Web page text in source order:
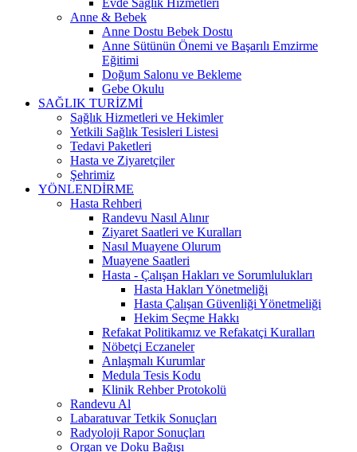
Anne & Bebek
Anne Dostu Bebek Dostu
Anne Sütünün Önemi ve Başarılı Emzirme
Eğitimi
Doğum Salonu ve Bekleme
Gebe Okulu
SAĞLIK TURİZMİ
Sağlık Hizmetleri ve Hekimler
Yetkili Sağlık Tesisleri Listesi
Tedavi Paketleri
Hasta ve Ziyaretçiler
Şehrimiz
YÖNLENDİRME
Hasta Rehberi
Randevu Nasıl Alınır
Ziyaret Saatleri ve Kuralları
Nasıl Muayene Olurum
Muayene Saatleri
Hasta - Çalışan Hakları ve Sorumlulukları
Hasta Hakları Yönetmeliği
Hasta Çalışan Güvenliği Yönetmeliği
Hekim Seçme Hakkı
Refakat Politikamız ve Refakatçi Kuralları
Nöbetçi Eczaneler
Anlaşmalı Kurumlar
Medula Tesis Kodu
Klinik Rehber Protokolü
Randevu Al
Labaratuvar Tetkik Sonuçları
Radyoloji Rapor Sonuçları
Organ ve Doku Bağışı